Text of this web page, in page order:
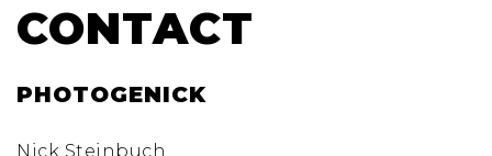
CONTACT
PHOTOGENICK
Nick Steinbuch